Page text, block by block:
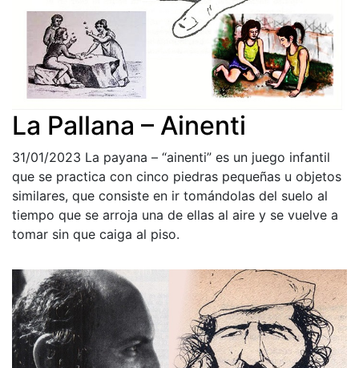
La Pallana – Ainenti
31/01/2023 La payana – “ainenti” es un juego infantil
que se practica con cinco piedras pequeñas u objetos
similares, que consiste en ir tomándolas del suelo al
tiempo que se arroja una de ellas al aire y se vuelve a
tomar sin que caiga al piso.